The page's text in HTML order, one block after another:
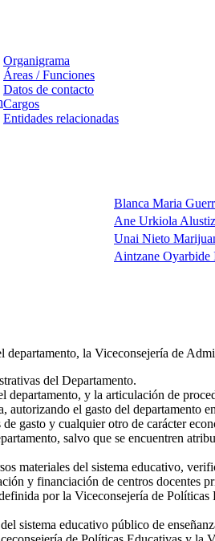
Organigrama
Áreas / Funciones
Datos de contacto
Cargos
Entidades relacionadas
Blanca Maria
Ane Urkiola
Unai Nieto
Aintzane Oyarbide
la Viceconsejería de
del Departamento.
y la articulación de
autorizando el gasto del
gasto y cualquier otro de carácter
salvo que se encuentren
materiales del sistema educativo,
y financiación de centros docentes
por la Viceconsejería de
sistema educativo público de